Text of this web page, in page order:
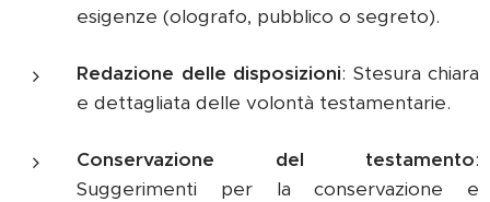
esigenze (olografo, pubblico o segreto).
Redazione delle disposizioni: Stesura chiara
e dettagliata delle volontà testamentarie.
Conservazione del testamento:
Suggerimenti per la conservazione e